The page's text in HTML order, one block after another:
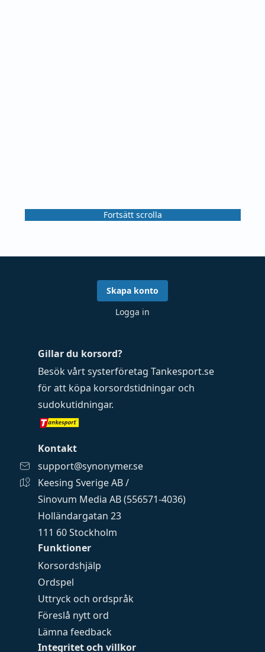
Fortsätt scrolla
Funktioner
Korsordshjälp
Ordspel
Uttryck och ordspråk
Föreslå nytt ord
Lämna feedback
Integritet och villkor
Gillar du korsord?
Besök vårt systerföretag Tankesport.se
för att köpa korsordstidningar och
sudokutidningar.
Kontakt
support@synonymer.se
Keesing Sverige AB /
Sinovum Media AB (556571-4036)
Holländargatan 23
111 60 Stockholm
Skapa konto
Logga in